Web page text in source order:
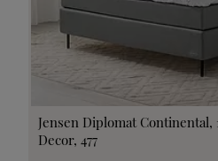
Jensen Diplomat Continental,
Decor, 477